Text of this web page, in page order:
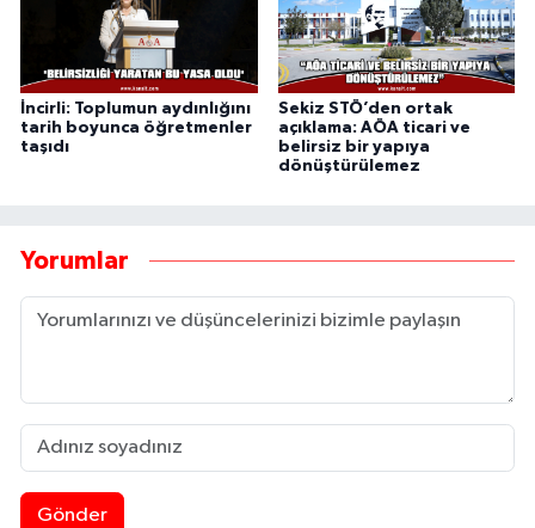
İncirli: Toplumun aydınlığını
tarih boyunca öğretmenler
taşıdı
Sekiz STÖ’den ortak
açıklama: AÖA ticari ve
belirsiz bir yapıya
dönüştürülemez
Yorumlar
Gönder